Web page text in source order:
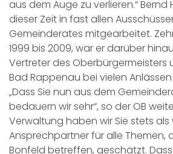
aus dem Auge zu verlieren.“
dieser Zeit in fast allen
Gemeinderates mitgearbeitet.
1999 bis 2009, war er darüber
Vertreter des Oberbürgermeisters
Bad Rappenau bei vielen
„Dass Sie nun aus dem
bedauern wir sehr“, so der OB
Verwaltung haben wir Sie stets
Ansprechpartner für alle Themen,
Bonfeld betreffen, geschätzt.